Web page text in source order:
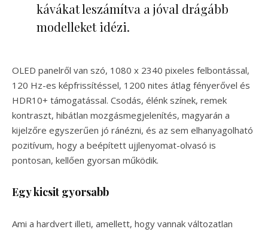
kávákat leszámítva a jóval drágább
modelleket idézi.
OLED panelről van szó, 1080 x 2340 pixeles felbontással,
120 Hz-es képfrissítéssel, 1200 nites átlag fényerővel és
HDR10+ támogatással. Csodás, élénk színek, remek
kontraszt, hibátlan mozgásmegjelenítés, magyarán a
kijelzőre egyszerűen jó ránézni, és az sem elhanyagolható
pozitívum, hogy a beépített ujjlenyomat-olvasó is
pontosan, kellően gyorsan működik.
Egy kicsit gyorsabb
Ami a hardvert illeti, amellett, hogy vannak változatlan